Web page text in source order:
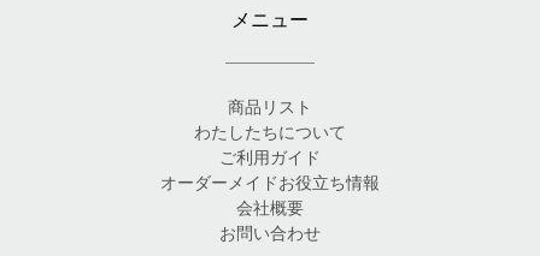
メニュー
商品リスト
わたしたちについて
ご利用ガイド
オーダーメイドお役立ち情報
会社概要
お問い合わせ